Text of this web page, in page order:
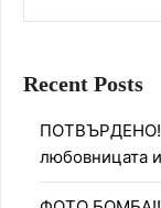
Recent Posts
ПОТВЪРДЕНО!!
любовницата